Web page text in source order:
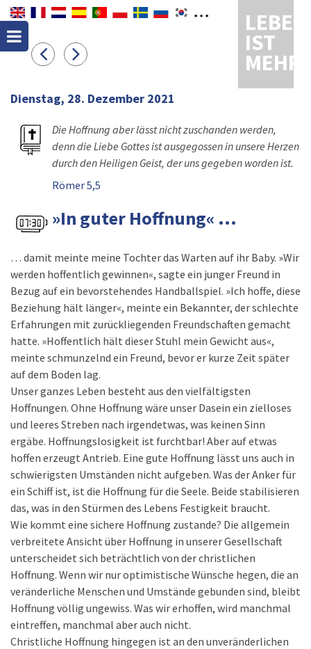
LEBEN
IST
MEHR
Dienstag, 28. Dezember 2021
Die Hoffnung aber lässt nicht zuschanden werden,
denn die Liebe Gottes ist ausgegossen in unsere Herzen
durch den Heiligen Geist, der uns gegeben worden ist.
Römer 5,5
»In guter Hoffnung« ...
… damit meinte meine Tochter das Warten auf ihr Baby. »Wir
werden hoffentlich gewinnen«, sagte ein junger Freund in
Bezug auf ein bevorstehendes Handballspiel. »Ich hoffe, diese
Beziehung hält länger«, meinte ein Bekannter, der schlechte
Erfahrungen mit zurückliegenden Freundschaften gemacht
hatte. »Hoffentlich hält dieser Stuhl mein Gewicht aus«,
meinte schmunzelnd ein Freund, bevor er kurze Zeit später
auf dem Boden lag.
Unser ganzes Leben besteht aus den vielfältigsten
Hoffnungen. Ohne Hoffnung wäre unser Dasein ein zielloses
und leeres Streben nach irgendetwas, was keinen Sinn
ergäbe. Hoffnungslosigkeit ist furchtbar! Aber auf etwas
hoffen erzeugt Antrieb. Eine gute Hoffnung lässt uns auch in
schwierigsten Umständen nicht aufgeben. Was der Anker für
ein Schiff ist, ist die Hoffnung für die Seele. Beide stabilisieren
das, was in den Stürmen des Lebens Festigkeit braucht.
Wie kommt eine sichere Hoffnung zustande? Die allgemein
verbreitete Ansicht über Hoffnung in unserer Gesellschaft
unterscheidet sich beträchtlich von der christlichen
Hoffnung. Wenn wir nur optimistische Wünsche hegen, die an
veränderliche Menschen und Umstände gebunden sind, bleibt
Hoffnung völlig ungewiss. Was wir erhoffen, wird manchmal
eintreffen, manchmal aber auch nicht.
Christliche Hoffnung hingegen ist an den unveränderlichen